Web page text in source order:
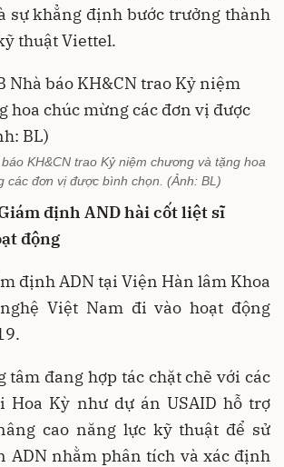
sự khẳng định bước trưởng thành
thuật Viettel.
KH&CN trao Kỷ niệm chương và tặng hoa
các đơn vị được bình chọn. (Ảnh: BL)
định AND hài cốt liệt sĩ
động
định ADN tại Viện Hàn lâm Khoa
Việt Nam đi vào hoạt động
tâm đang hợp tác chặt chẽ với các
Hoa Kỳ như dự án USAID hỗ trợ
cao năng lực kỹ thuật để sử
ADN nhằm phân tích và xác định